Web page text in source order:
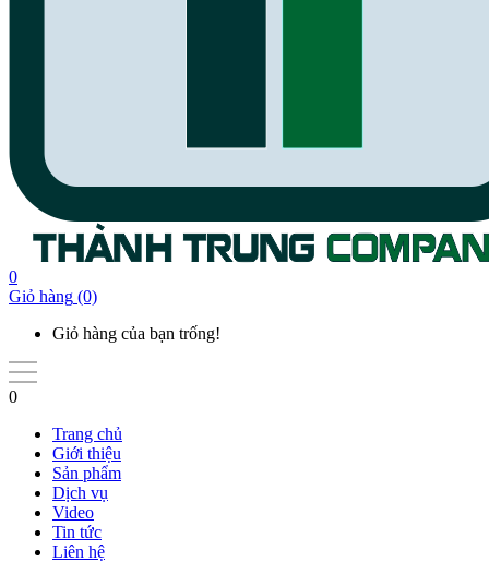
0
Giỏ hàng (0)
Giỏ hàng của bạn trống!
0
Trang chủ
Giới thiệu
Sản phẩm
Dịch vụ
Video
Tin tức
Liên hệ